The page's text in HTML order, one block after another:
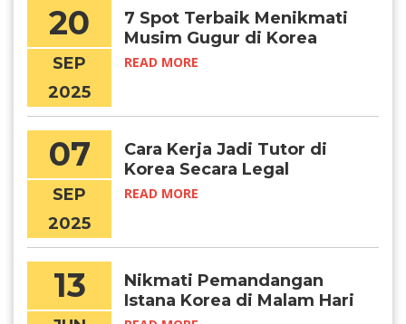
20
SEP
2025
7 Spot Terbaik Menikmati
Musim Gugur di Korea
Selatan
READ MORE
07
SEP
2025
Cara Kerja Jadi Tutor di
Korea Secara Legal
READ MORE
13
Nikmati Pemandangan
Istana Korea di Malam Hari